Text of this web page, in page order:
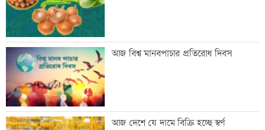
ফ্ল্যাট পাবেন জুলাই শহীদ-আহত পরিবার:
গৃহায়ন প্রতিমন্ত্রী
প্রস্তুতি ম্যাচে অপ্রস্তুত বাংলাদেশ
আজ বিশ্ব মানবপাচার প্রতিরোধ দিবস
আজ দেশে যে দামে বিক্রি হচ্ছে স্বর্ণ